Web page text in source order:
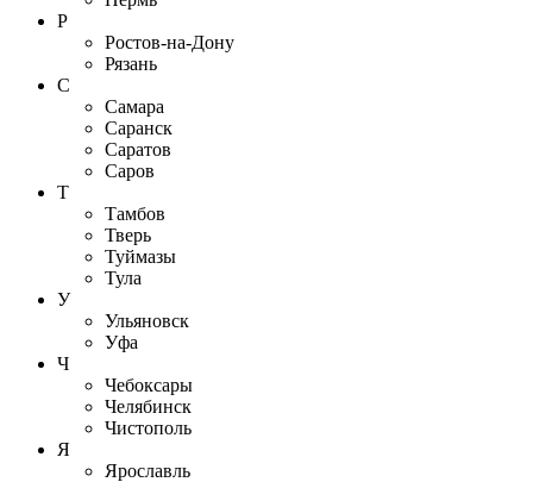
Р
Ростов-на-Дону
Рязань
С
Самара
Саранск
Саратов
Саров
Т
Тамбов
Тверь
Туймазы
Тула
У
Ульяновск
Уфа
Ч
Чебоксары
Челябинск
Чистополь
Я
Ярославль